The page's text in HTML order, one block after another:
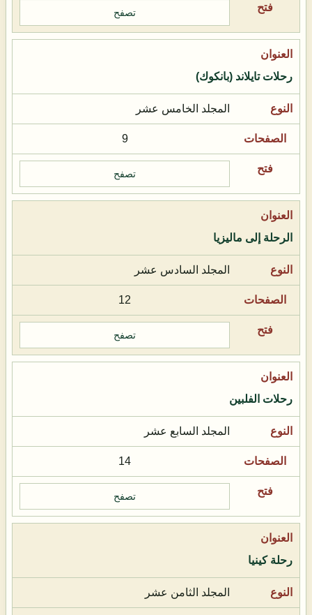
تصفح
رحلات تايلاند (بانكوك)
المجلد الخامس عشر
9
تصفح
الرحلة إلى ماليزيا
المجلد السادس عشر
12
تصفح
رحلات الفلبين
المجلد السابع عشر
14
تصفح
رحلة كينيا
المجلد الثامن عشر